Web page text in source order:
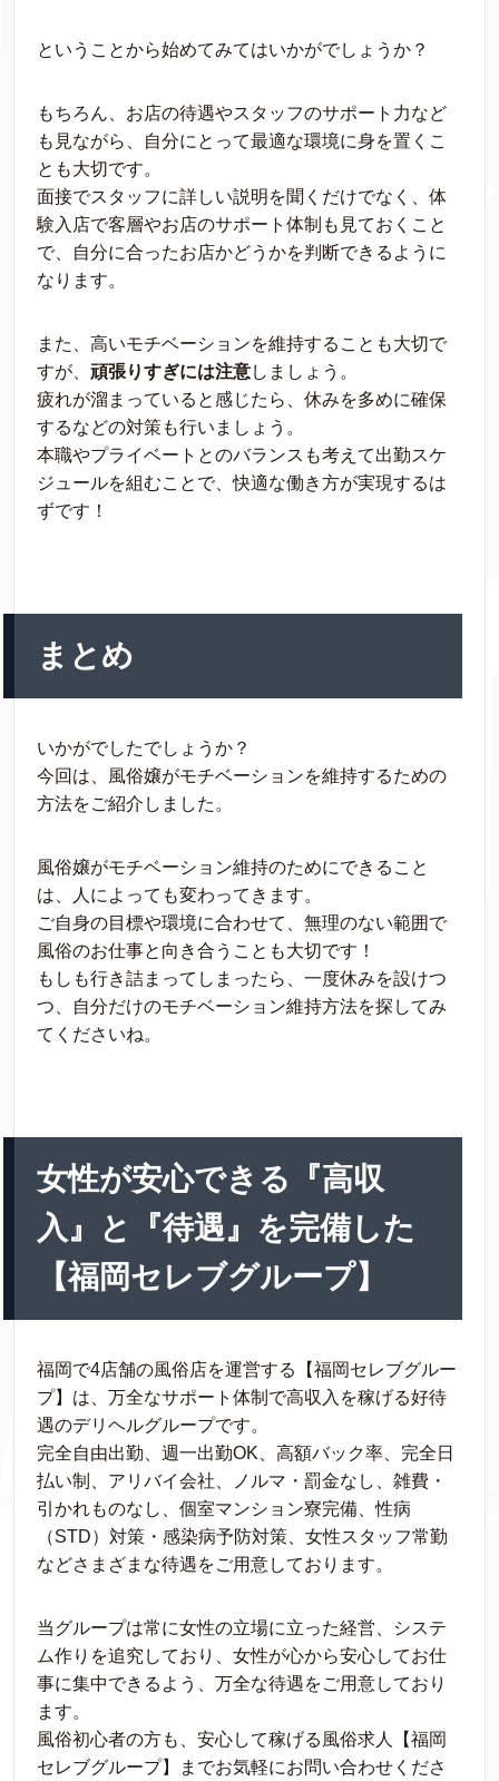
ということから始めてみてはいかがでしょうか？
もちろん、お店の待遇やスタッフのサポート力など
も見ながら、自分にとって最適な環境に身を置くこ
とも大切です。
面接でスタッフに詳しい説明を聞くだけでなく、体
験入店で客層やお店のサポート体制も見ておくこと
で、自分に合ったお店かどうかを判断できるように
なります。
また、高いモチベーションを維持することも大切で
すが、 頑張りすぎには注意しましょう。
疲れが溜まっていると感じたら、休みを多めに確保
するなどの対策も行いましょう。
本職やプライベートとのバランスも考えて出勤スケ
ジュールを組むことで、快適な働き方が実現するは
ずです！
まとめ
いかがでしたでしょうか？
今回は、風俗嬢がモチベーションを維持するための
方法をご紹介しました。
風俗嬢がモチベーション維持のためにできること
は、人によっても変わってきます。
ご自身の目標や環境に合わせて、無理のない範囲で
風俗のお仕事と向き合うことも大切です！
もしも行き詰まってしまったら、一度休みを設けつ
つ、自分だけのモチベーション維持方法を探してみ
てくださいね。
女性が安心できる『高収
入』と『待遇』を完備した
【福岡セレブグループ】
福岡で4店舗の風俗店を運営する【福岡セレブグルー
プ】は、万全なサポート体制で高収入を稼げる好待
遇のデリヘルグループです。
完全自由出勤、週一出勤OK、高額バック率、完全日
払い制、アリバイ会社、ノルマ・罰金なし、雑費・
引かれものなし、個室マンション寮完備、性病
（STD）対策・感染病予防対策、女性スタッフ常勤
などさまざまな待遇をご用意しております。
当グループは常に女性の立場に立った経営、システ
ム作りを追究しており、女性が心から安心してお仕
事に集中できるよう、万全な待遇をご用意しており
ます。
風俗初心者の方も、安心して稼げる風俗求人【福岡
セレブグループ】までお気軽にお問い合わせくださ